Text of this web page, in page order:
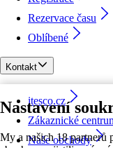
Nastavení
My a našich 18 partnerů
Rezervace času
Oblíbené
Kontakt
itesco.cz
Zákaznické
Naše obchody